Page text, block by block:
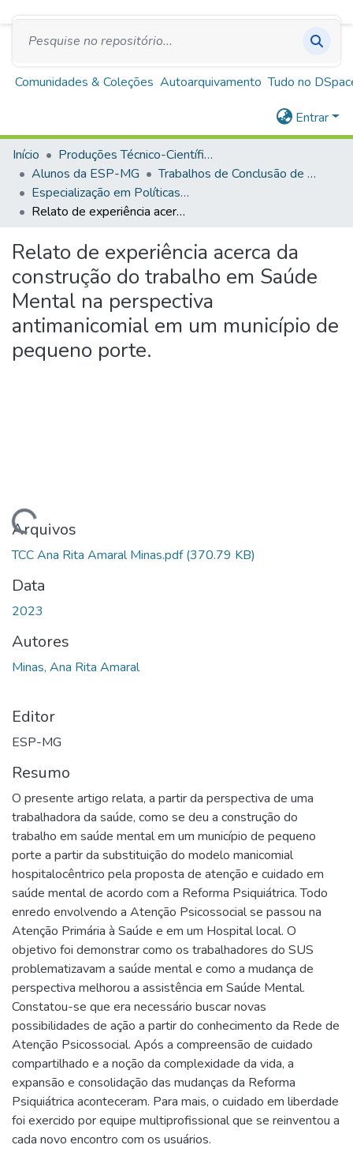
Repositório Institucional Escola de Saúde Pública
de Minas Gerais
Comunidades & Coleções Autoarquivamento Tudo no
Entrar
Início
Produções Técnico-Científicas
Alunos da ESP-MG
Trabalhos de Conclusão de Curso
Especialização em Políticas de Saúde Mental e Atenção Psicossocial
Relato de experiência acerca da construção do trabalho em Saúde Mental na perspectiva antimanicomial em um município de pequeno porte.
Relato de experiência acerca da
construção do trabalho em Saúde
Mental na perspectiva
antimanicomial em um município de
pequeno porte.
Carregando...
Arquivos
TCC Ana Rita Amaral Minas.pdf(370.79 KB)
Data
2023
Autores
Minas, Ana Rita Amaral
Editor
ESP-MG
Resumo
O presente artigo relata, a partir da perspectiva de uma
trabalhadora da saúde, como se deu a construção do
trabalho em saúde mental em um município de pequeno
porte a partir da substituição do modelo manicomial
hospitalocêntrico pela proposta de atenção e cuidado em
saúde mental de acordo com a Reforma Psiquiátrica. Todo
enredo envolvendo a Atenção Psicossocial se passou na
Atenção Primária à Saúde e em um Hospital local. O
objetivo foi demonstrar como os trabalhadores do SUS
problematizavam a saúde mental e como a mudança de
perspectiva melhorou a assistência em Saúde Mental.
Constatou-se que era necessário buscar novas
possibilidades de ação a partir do conhecimento da Rede de
Atenção Psicossocial. Após a compreensão de cuidado
compartilhado e a noção da complexidade da vida, a
expansão e consolidação das mudanças da Reforma
Psiquiátrica aconteceram. Para mais, o cuidado em liberdade
foi exercido por equipe multiprofissional que se reinventou a
cada novo encontro com os usuários.